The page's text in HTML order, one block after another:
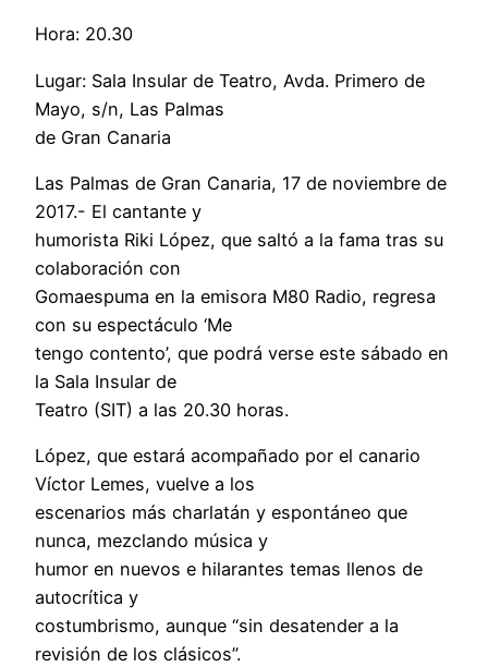
Hora: 20.30
Lugar: Sala Insular de Teatro, Avda. Primero de
Mayo, s/n, Las Palmas
de Gran Canaria
Las Palmas de Gran Canaria, 17 de noviembre de
2017.- El cantante y
humorista Riki López, que saltó a la fama tras su
colaboración con
Gomaespuma en la emisora M80 Radio, regresa
con su espectáculo ‘Me
tengo contento’, que podrá verse este sábado en
la Sala Insular de
Teatro (SIT) a las 20.30 horas.
López, que estará acompañado por el canario
Víctor Lemes, vuelve a los
escenarios más charlatán y espontáneo que
nunca, mezclando música y
humor en nuevos e hilarantes temas llenos de
autocrítica y
costumbrismo, aunque “sin desatender a la
revisión de los clásicos”.